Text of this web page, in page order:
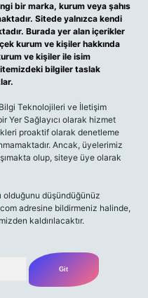
bir marka, kurum veya şahıs
Sitede yalnızca kendi
Burada yer alan içerikler
kurum ve kişiler hakkında
ve kişiler ile isim
bilgiler taslak
Teknolojileri ve İletişim
Yer Sağlayıcı olarak hizmet
proaktif olarak denetleme
Ancak, üyelerimiz
olup, siteye üye olarak
olduğunu düşündüğünüz
adresine bildirmeniz halinde,
kaldırılacaktır.